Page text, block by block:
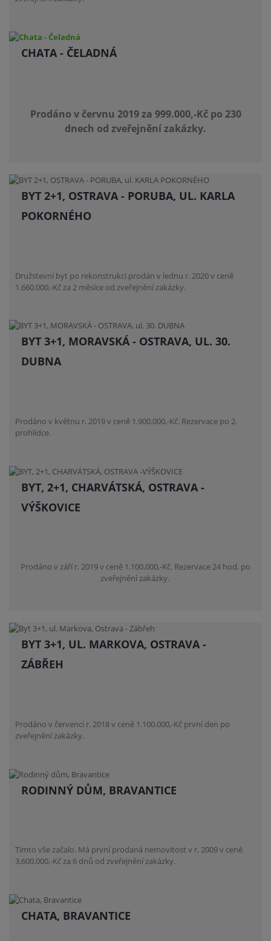
CHATA - ČELADNÁ
Prodáno v červnu 2019 za 999.000,-Kč po 230
dnech od zveřejnění zakázky.
BYT 2+1, OSTRAVA - PORUBA, UL. KARLA
POKORNÉHO
Družstevní byt po rekonstrukci prodán v lednu r. 2020 v ceně
1.660.000,-Kč za 2 měsíce od zveřejnění zakázky.
BYT 3+1, MORAVSKÁ - OSTRAVA, UL. 30.
DUBNA
Prodáno v květnu r. 2019 v ceně 1.900.000,-Kč. Rezervace po 2.
prohlídce.
BYT, 2+1, CHARVÁTSKÁ, OSTRAVA -
VÝŠKOVICE
Prodáno v září r. 2019 v ceně 1.100.000,-Kč. Rezervace 24 hod. po
zveřejnění zakázky.
BYT 3+1, UL. MARKOVA, OSTRAVA -
ZÁBŘEH
Prodáno v červenci r. 2018 v ceně 1.100.000,-Kč první den po
zveřejnění zakázky.
RODINNÝ DŮM, BRAVANTICE
Tímto vše začalo. Má první prodaná nemovitost v r. 2009 v ceně
3.600.000,-Kč za 6 dnů od zveřejnění zakázky.
CHATA, BRAVANTICE